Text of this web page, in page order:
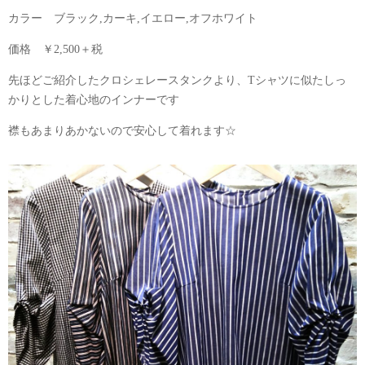
カラー ブラック,カーキ,イエロー,オフホワイト
価格 ￥2,500＋税
先ほどご紹介したクロシェレースタンクより、Tシャツに似たしっ
かりとした着心地のインナーです
襟もあまりあかないので安心して着れます☆